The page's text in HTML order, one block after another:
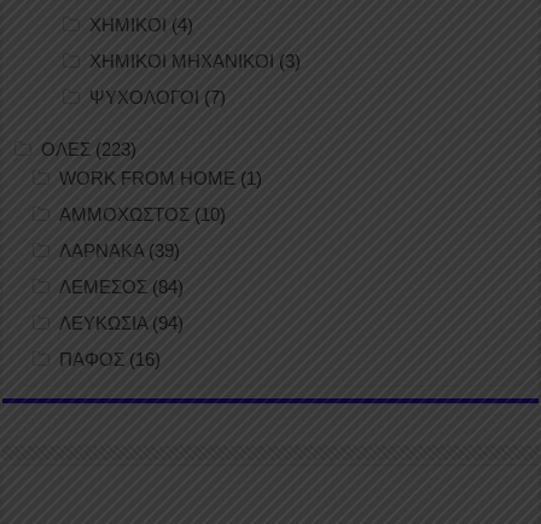
ΧΗΜΙΚΟΙ (4)
ΧΗΜΙΚΟΙ ΜΗΧΑΝΙΚΟΙ (3)
ΨΥΧΟΛΟΓΟΙ (7)
ΟΛΕΣ (223)
WORK FROM HOME (1)
ΑΜΜΟΧΩΣΤΟΣ (10)
ΛΑΡΝΑΚΑ (39)
ΛΕΜΕΣΟΣ (84)
ΛΕΥΚΩΣΙΑ(94)
ΠΑΦΟΣ (16)